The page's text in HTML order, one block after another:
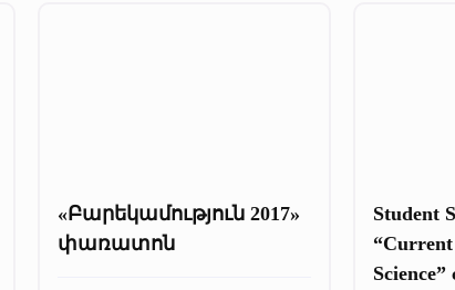
«Բարեկամություն 2017»
փառատոն
Student
“Current
Science”